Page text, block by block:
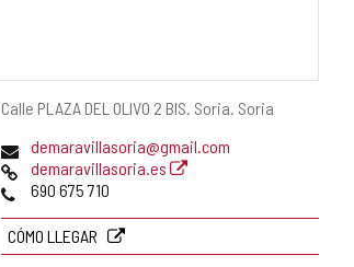
Dirección
Calle PLAZA DEL OLIVO 2 BIS. Soria. Soria
Dirección
de
correo
demaravillasoria@gmail.com
Página
Web
demaravillasoria.es
Teléfonos
690 675 710
CÓMO LLEGAR